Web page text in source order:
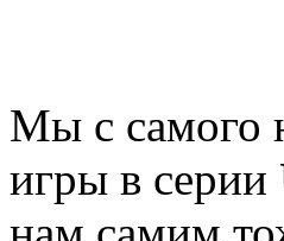
Мы с самого
игры в серии